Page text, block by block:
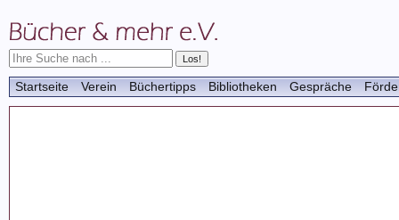
Startseite Verein Büchertipps Bibliotheken Gespräche